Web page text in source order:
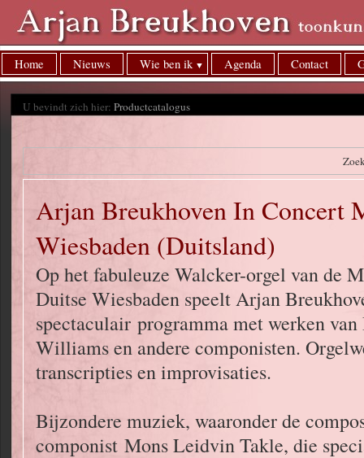
Home Nieuws Wie ben ik Agenda Contact
U bevindt zich hier: Productcatalogus
Arjan Breukhoven In Concert
Wiesbaden (Duitsland)
Op het fabuleuze Walcker-orgel van de
Duitse Wiesbaden speelt Arjan
spectaculair programma met werken
Williams en andere componisten.
transcripties en improvisaties.
Bijzondere muziek, waaronder de
componist Mons Leidvin Takle, die